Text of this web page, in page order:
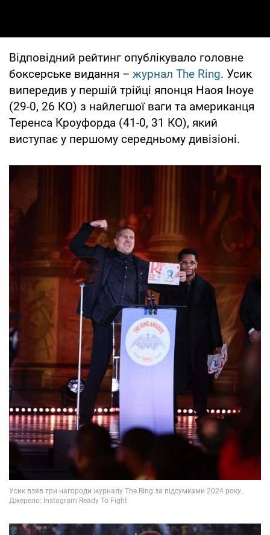
Відповідний рейтинг опублікувало головне
боксерське видання – журнал The Ring. Усик
випередив у першій трійці японця Наоя Іноуе
(29-0, 26 КО) з найлегшої ваги та американця
Теренса Кроуфорда (41-0, 31 КО), який
виступає у першому середньому дивізіоні.